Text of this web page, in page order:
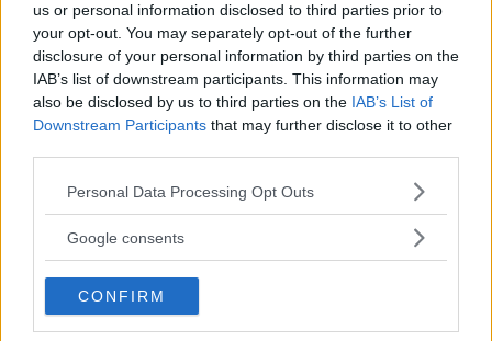
us or personal information disclosed to third parties prior to
your opt-out. You may separately opt-out of the further
disclosure of your personal information by third parties on the
IAB’s list of downstream participants. This information may
also be disclosed by us to third parties on the IAB’s List of
Downstream Participants that may further disclose it to other
Please note that this website/app uses one or more Google
not limited to your visit or usage behaviour. You may click to
use your data for below specified purposes in below Google
consent section.
Personal Data Processing Opt Outs
Google consents
CONFIRM